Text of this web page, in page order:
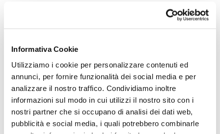
Informativa Cookie
Utilizziamo i cookie per personalizzare contenuti ed
annunci, per fornire funzionalità dei social media e per
analizzare il nostro traffico. Condividiamo inoltre
informazioni sul modo in cui utilizzi il nostro sito con i
nostri partner che si occupano di analisi dei dati web,
pubblicità e social media, i quali potrebbero combinarle
indicati nel cv.
CANDIDATI ORA